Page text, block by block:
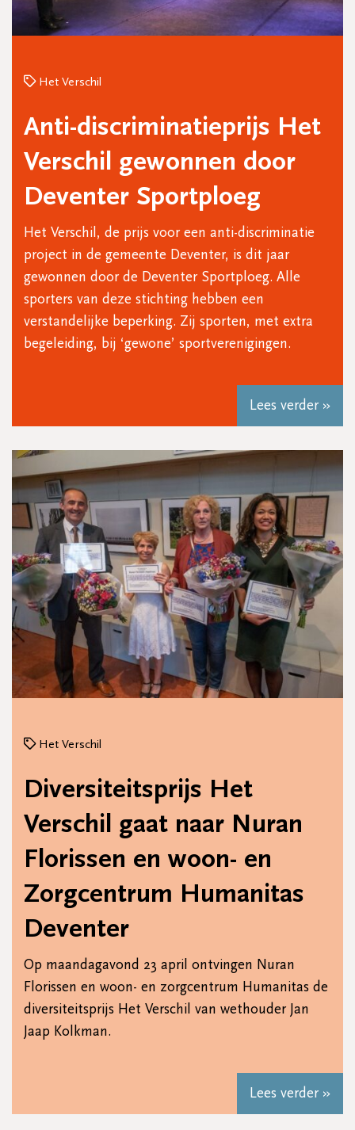
Lees verder »
Het Verschil
Anti-discriminatieprijs Het
Verschil gewonnen door
Deventer Sportploeg
Het Verschil, de prijs voor een anti-discriminatie
project in de gemeente Deventer, is dit jaar
gewonnen door de Deventer Sportploeg. Alle
sporters van deze stichting hebben een
verstandelijke beperking. Zij sporten, met extra
begeleiding, bij ‘gewone’ sportverenigingen.
Lees verder »
Het Verschil
Diversiteitsprijs Het
Verschil gaat naar Nuran
Florissen en woon- en
Zorgcentrum Humanitas
Deventer
Op maandagavond 23 april ontvingen Nuran
Florissen en woon- en zorgcentrum Humanitas de
diversiteitsprijs Het Verschil van wethouder Jan
Jaap Kolkman.